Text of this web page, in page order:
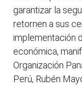
garantizar la
retornen a sus
implementación
económica,
Organización
Perú, Rubén